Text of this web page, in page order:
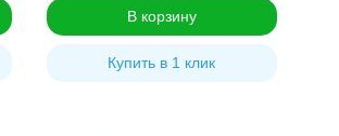
В корзину
Купить в 1 клик